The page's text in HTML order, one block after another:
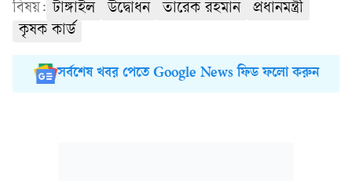
বিষয়: টাঙ্গাইল উদ্বোধন তারেক রহমান
প্রধানমন্ত্রী
কৃষক কার্ড
সর্বশেষ খবর পেতে Google News ফিড ফলো করুন